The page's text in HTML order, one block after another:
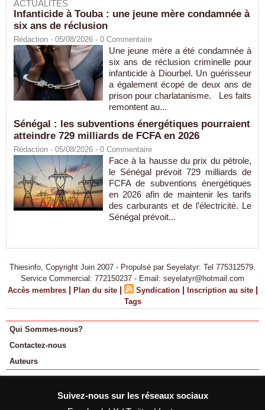
ACTUALITÉS
Infanticide à Touba : une jeune mère condamnée à
six ans de réclusion
Rédaction - 05/08/2026 - 0 Commentaire
Une jeune mère a été condamnée à
six ans de réclusion criminelle pour
infanticide à Diourbel. Un guérisseur
a également écopé de deux ans de
prison pour charlatanisme. Les faits
remontent au...
Sénégal : les subventions énergétiques pourraient
atteindre 729 milliards de FCFA en 2026
Rédaction - 05/08/2026 - 0 Commentaire
Face à la hausse du prix du pétrole,
le Sénégal prévoit 729 milliards de
FCFA de subventions énergétiques
en 2026 afin de maintenir les tarifs
des carburants et de l’électricité. Le
Sénégal prévoit...
Thiesinfo, Copyright Juin 2007 - Propulsé par Seyelatyr: Tel 775312579.
Service Commercial: 772150237 - Email: seyelatyr@hotmail.com
Accès membres | Plan du site | Syndication | Inscription au site |
Tags
Qui Sommes-nous?
Contactez-nous
Auteurs
Suivez-nous sur les réseaux sociaux